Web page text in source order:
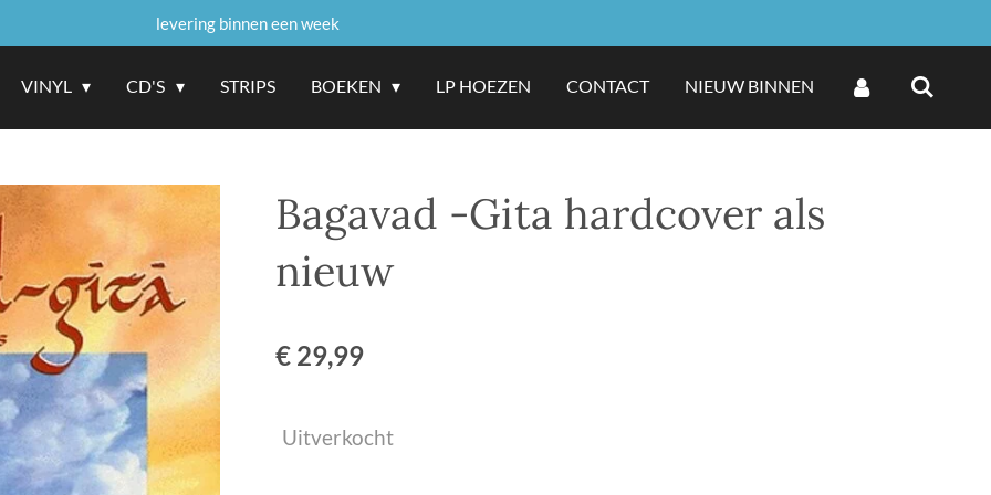
levering binnen een week
VINYL CD'S STRIPS BOEKEN LP HOEZEN CONTACT NIEUW BINNEN
Bagavad -Gita hardcover als
nieuw
€ 29,99
Uitverkocht